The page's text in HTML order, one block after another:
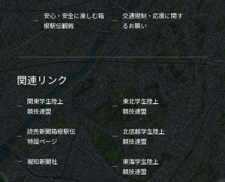
安心・安全に楽しむ箱
根駅伝観戦
交通規制・応援に関す
るお願い
関連リンク
関東学生陸上
競技連盟
東北学生陸上
競技連盟
読売新聞箱根駅伝
特設ページ
北信越学生陸上
競技連盟
報知新聞社
東海学生陸上
競技連盟